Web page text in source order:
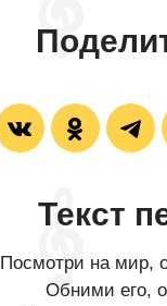
Текст
Посмотри на мир,
Обними его,